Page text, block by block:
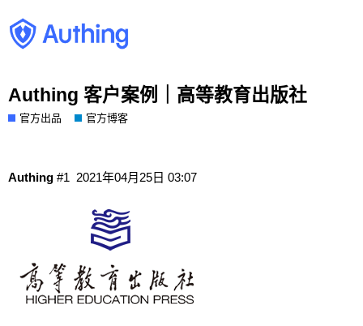
Authing 客户案例｜高等教育出版社
官方出品 官方博客
Authing 2021年04月25日 03:07
#1